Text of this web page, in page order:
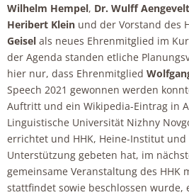
Wilhelm Hempel, Dr. Wulff Aengevelt
Heribert Klein und der Vorstand des
Geisel als neues Ehrenmitglied im
der Agenda standen etliche
hier nur, dass Ehrenmitglied
Speech 2021 gewonnen werden
Auftritt und ein Wikipedia-Eintrag in
Linguistische Universität Nizhny
errichtet und HHK, Heine-Institut und
Unterstützung gebeten hat, im
gemeinsame Veranstaltung des HHK
stattfindet sowie beschlossen wurde,